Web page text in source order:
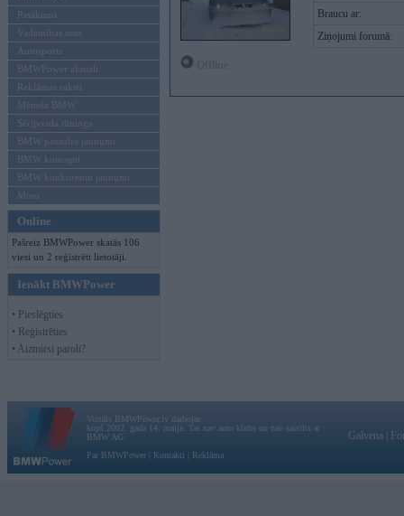
Pasākumi
Vadāmības tests
Autosports
BMWPower aktuāli
Reklāmas raksti
Mēneša BMW
Sērijveida tūnings
BMW pasaules jaunumi
BMW koncepti
BMW konkurentu jaunumi
Moto
Online
Pašreiz BMWPower skatās 106
viesi un 2 reģistrēti lietotāji.
Ienākt BMWPower
• Pieslēgties
• Reģistrēties
• Aizmirsi paroli?
Braucu ar:
Ziņojumi forumā:
Vortāls BMWPower.lv darbojas
kopš 2002. gada 14. maija. Tas nav auto klubs un nav saistīts ar
BMW AG.
Par BMWPower
Kontakti Reklāma
Galvena